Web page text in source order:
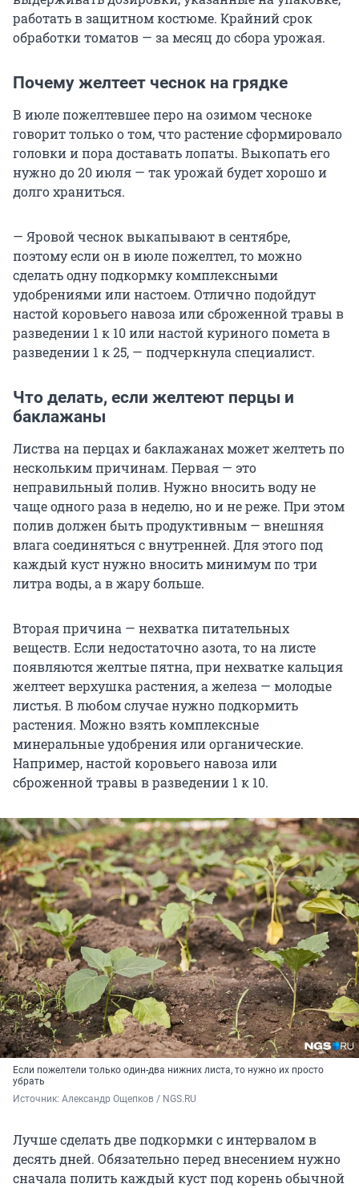
работать в защитном костюме. Крайний срок
обработки томатов — за месяц до сбора урожая.
Почему желтеет чеснок на грядке
В июле пожелтевшее перо на озимом чесноке
говорит только о том, что растение сформировало
головки и пора доставать лопаты. Выкопать его
нужно до 20 июля — так урожай будет хорошо и
долго храниться.
— Яровой чеснок выкапывают в сентябре,
поэтому если он в июле пожелтел, то можно
сделать одну подкормку комплексными
удобрениями или настоем. Отлично подойдут
настой коровьего навоза или сброженной травы в
разведении 1 к 10 или настой куриного помета в
разведении 1 к 25, — подчеркнула специалист.
Что делать, если желтеют перцы и
баклажаны
Листва на перцах и баклажанах может желтеть по
нескольким причинам. Первая — это
неправильный полив. Нужно вносить воду не
чаще одного раза в неделю, но и не реже. При этом
полив должен быть продуктивным — внешняя
влага соединяться с внутренней. Для этого под
каждый куст нужно вносить минимум по три
литра воды, а в жару больше.
Вторая причина — нехватка питательных
веществ. Если недостаточно азота, то на листе
появляются желтые пятна, при нехватке кальция
желтеет верхушка растения, а железа — молодые
листья. В любом случае нужно подкормить
растения. Можно взять комплексные
минеральные удобрения или органические.
Например, настой коровьего навоза или
сброженной травы в разведении 1 к 10.
Если пожелтели только один-два нижних листа, то нужно их просто
убрать
Источник: Александр Ощепков / NGS.RU
Лучше сделать две подкормки с интервалом в
десять дней. Обязательно перед внесением нужно
сначала полить каждый куст под корень обычной